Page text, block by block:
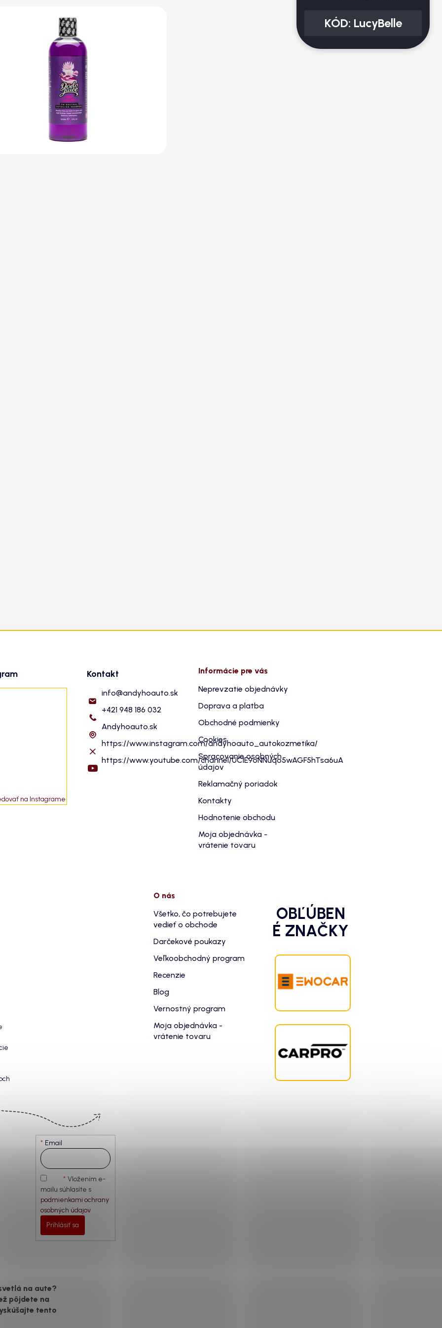
na Instagrame
Kontakt
info@andyhoauto.sk
+421 948 186 032
Andyhoauto.sk
https://www.instagram.com/andyhoauto_autokozmetika/
https://www.youtube.com/channel/UC1E9oNNuqo5wAGF5hTsa6uA
Informácie pre vás
Neprevzatie objednávky
Doprava a platba
Obchodné podmienky
Cookies
Spracovanie osobných
údajov
Reklamačný poriadok
Kontakty
Hodnotenie obchodu
Moja objednávka -
vrátenie tovaru
Email
Vložením e-
mailu súhlasíte s
podmienkami ochrany
osobných údajov
Prihlásiť sa
O nás
Všetko, čo potrebujete
vedieť o obchode
Darčekové poukazy
Veľkoobchodný program
Recenzie
Blog
Vernostný program
Moja objednávka -
vrátenie tovaru
OBĽÚBEN
É ZNAČKY
na aute?
pôjdete na
tento
KÓD: LucyBelle